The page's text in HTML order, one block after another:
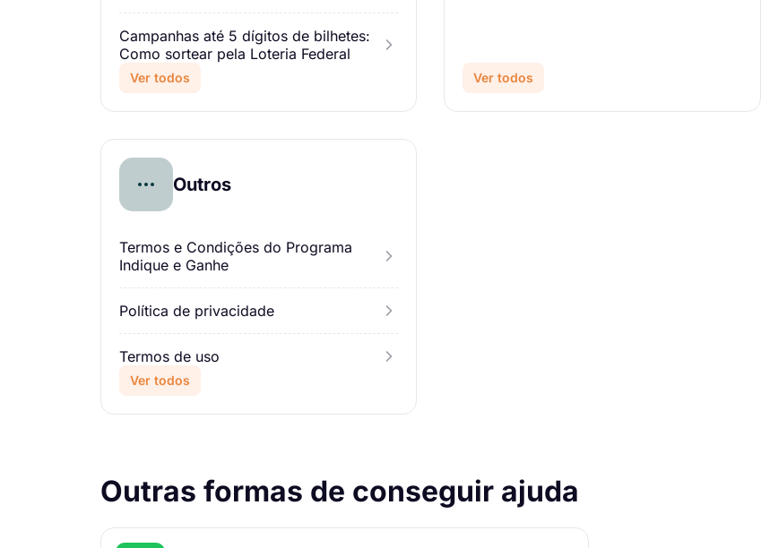
Campanhas até 5 dígitos de bilhetes:
Como sortear pela Loteria Federal
Ver todos Ver todos
Outros
Termos e Condições do Programa
Indique e Ganhe
Política de privacidade
Termos de uso
Ver todos
Outras formas de conseguir ajuda